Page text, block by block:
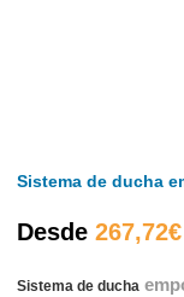
Sistema de ducha
Desde 267,72€
Sistema de ducha